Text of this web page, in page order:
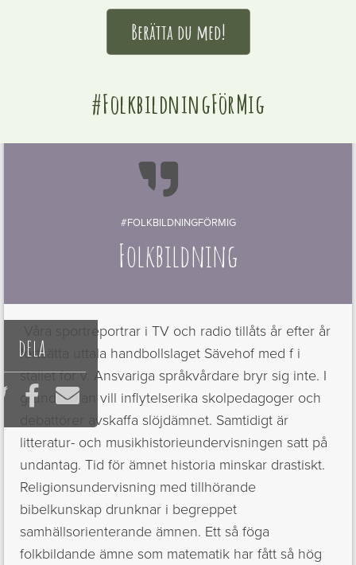
Berätta du med!
#FolkbildningFörMig

#FOLKBILDNINGFÖRMIG
Folkbildning
Våra sportreportrar i TV och radio tillåts år efter år
fortsätta uttala handbollslaget Sävehof med f i
stället för v. Ansvariga språkvårdare bryr sig inte. I
grundskolan vill inflytelserika skolpedagoger och
debattörer avskaffa slöjdämnet. Samtidigt är
litteratur- och musikhistorieundervisningen satt på
undantag. Tid för ämnet historia minskar drastiskt.
Religionsundervisning med tillhörande
bibelkunskap drunknar i begreppet
samhällsorienterande ämnen. Ett så föga
folkbildande ämne som matematik har fått så hög
dela
 